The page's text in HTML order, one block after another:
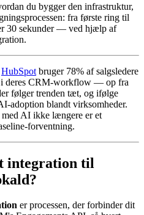
du bygger den infrastruktur,
fra første ring til
30 sekunder — ved hjælp af
HubSpot bruger 78% af salgsledere
i deres CRM-workflow — op fra
følger trenden tæt, og ifølge
adoption blandt virksomheder.
AI ikke længere er et
forventning.
integration til
er processen, der forbinder dit